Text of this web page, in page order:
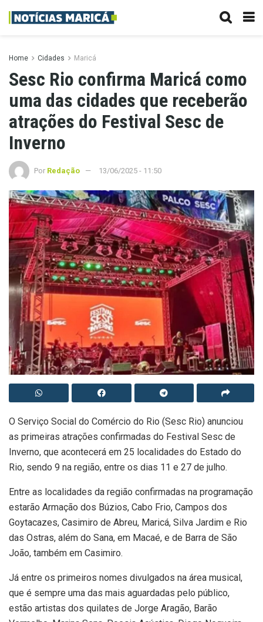
Home Cidades Maricá
Sesc Rio confirma Maricá como
uma das cidades que receberão
atrações do Festival Sesc de
Inverno
Por Redação 13/06/2025 - 11:50
O Serviço Social do Comércio do Rio (Sesc Rio) anunciou
as primeiras atrações confirmadas do Festival Sesc de
Inverno, que acontecerá em 25 localidades do Estado do
Rio, sendo 9 na região, entre os dias 11 e 27 de julho.
Entre as localidades da região confirmadas na programação
estarão Armação dos Búzios, Cabo Frio, Campos dos
Goytacazes, Casimiro de Abreu, Maricá, Silva Jardim e Rio
das Ostras, além do Sana, em Macaé, e de Barra de São
João, também em Casimiro.
Já entre os primeiros nomes divulgados na área musical,
que é sempre uma das mais aguardadas pelo público,
estão artistas dos quilates de Jorge Aragão, Barão